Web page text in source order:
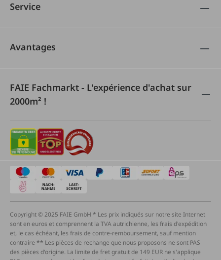
Service
Avantages
FAIE Fachmarkt - L'expérience d'achat sur
2000m² !
Copyright © 2025 FAIE GmbH * Les prix indiqués sur notre site Internet
sont en euros et comprennent la TVA autrichienne, les frais d'expédition
et, le cas échéant, les frais de contre-remboursement, sauf mention
contraire ** Les pièces de rechange que nous proposons ne sont PAS
des pièces d'origine. La limite de fret gratuit de 149 EUR ne s'applique